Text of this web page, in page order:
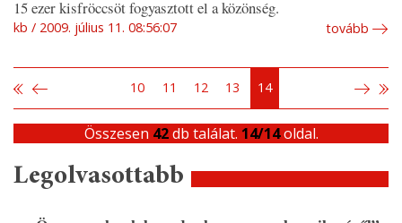
15 ezer kisfröccsöt fogyasztott el a közönség.
kb 2009. július 11. 08:56:07 tovább
10 11 12 13 14
Összesen 42db találat. 14/14oldal.
Legolvasottabb